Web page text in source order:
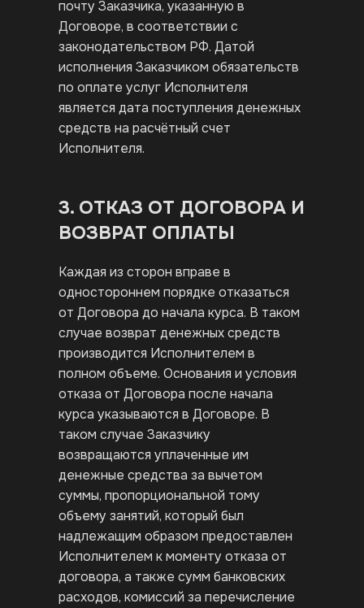
почту Заказчика, указанную в
Договоре, в соответствии с
законодательством РФ. Датой
исполнения Заказчиком обязательств
по оплате услуг Исполнителя
является дата поступления денежных
средств на расчётный счет
Исполнителя.
3. ОТКАЗ ОТ ДОГОВОРА И
ВОЗВРАТ ОПЛАТЫ
Каждая из сторон вправе в
одностороннем порядке отказаться
от Договора до начала курса. В таком
случае возврат денежных средств
производится Исполнителем в
полном объеме. Основания и условия
отказа от Договора после начала
курса указываются в Договоре. В
таком случае Заказчику
возвращаются уплаченные им
денежные средства за вычетом
суммы, пропорциональной тому
объему занятий, который был
надлежащим образом предоставлен
Исполнителем к моменту отказа от
договора, а также сумм банковских
расходов, комиссий за перечисление